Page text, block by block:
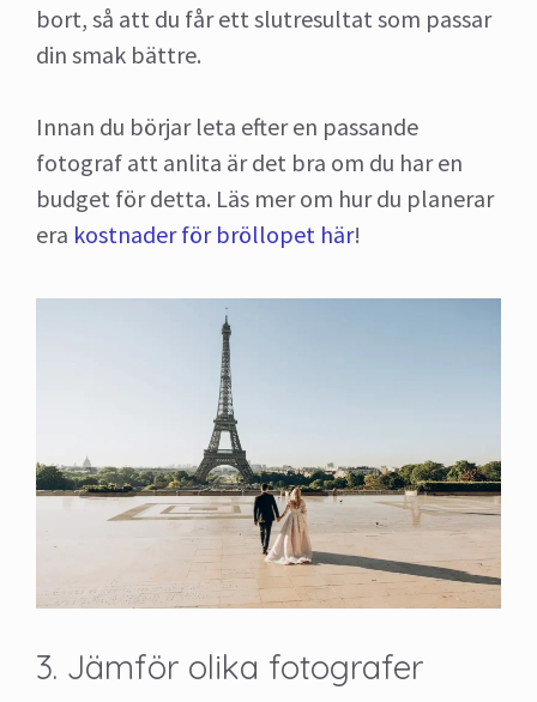
bort, så att du får ett slutresultat som passar
din smak bättre.
Innan du börjar leta efter en passande
fotograf att anlita är det bra om du har en
budget för detta. Läs mer om hur du planerar
era kostnader för bröllopet här!
3. Jämför olika fotografer